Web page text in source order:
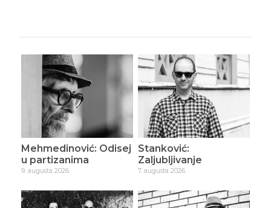
Mehmedinović: Odisej
u partizanima
9. augusta 2026.
Stanković:
Zaljubljivanje
7. augusta 2026.